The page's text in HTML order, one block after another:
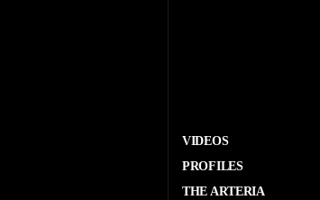
VIDEOS
PROFILES
THE ARTERIA